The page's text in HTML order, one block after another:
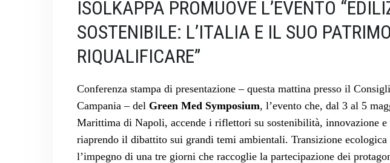
ISOLKAPPA PROMUOVE L’EVENTO
SOSTENIBILE: L’ITALIA E IL SUO
RIQUALIFICARE”
Conferenza stampa di presentazione – questa mattina presso il
Campania – del Green Med Symposium, l’evento che, dal 3 al 5
Marittima di Napoli, accende i riflettori su sostenibilità, innovazione e
riaprendo il dibattito sui grandi temi ambientali. Transizione ecologica
l’impegno di una tre giorni che raccoglie la partecipazione dei